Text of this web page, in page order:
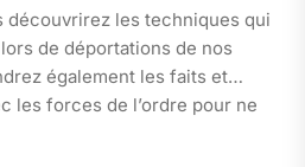
découvrirez les techniques qui
de déportations de nos
également les faits et
les forces de l’ordre pour ne